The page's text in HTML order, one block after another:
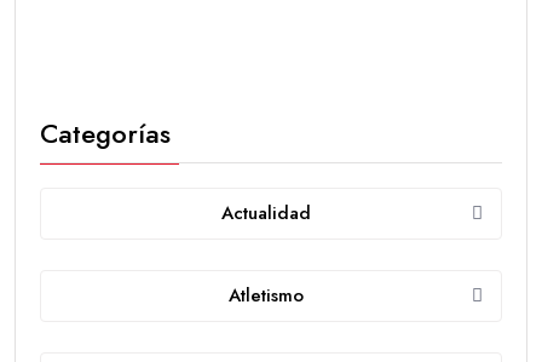
Categorías
Actualidad
Atletismo